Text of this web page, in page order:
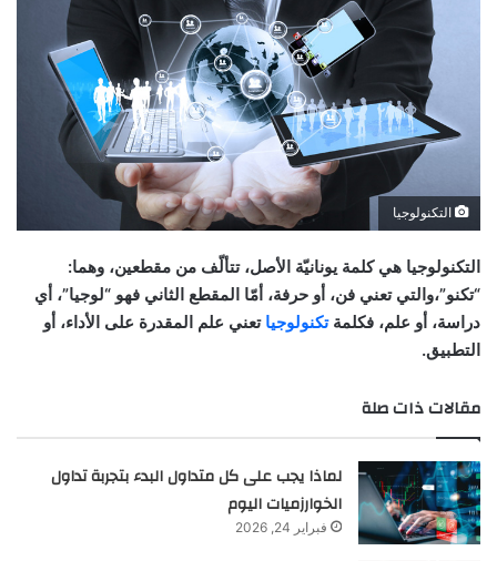
التكنولوجيا
التكنولوجيا هي كلمة يونانيّة الأصل، تتألّف من مقطعين، وهما:
“تكنو”،والتي تعني فن، أو حرفة، أمّا المقطع الثاني فهو “لوجيا”، أي
دراسة، أو علم، فكلمةتكنولوجيا تعني علم المقدرة على الأداء، أو
التطبيق.
مقالات ذات صلة
لماذا يجب على كل متداول البدء بتجربة تداول
الخوارزميات اليوم
فبراير 24, 2026